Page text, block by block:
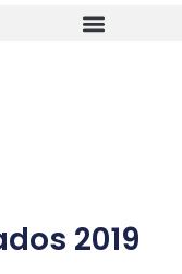
2019